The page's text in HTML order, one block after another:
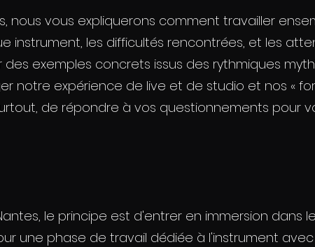
nous vous expliquerons comment travailler
instrument, les difficultés rencontrées, et les
des exemples concrets issus des rythmiques
notre expérience de live et de studio et nos «
de répondre à vos questionnements pour
le principe est d'entrer en immersion dans
une phase de travail dédiée à l'instrument